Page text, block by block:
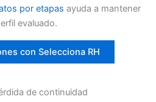
por etapas ayuda a mantener
evaluado.
con Selecciona RH
de continuidad